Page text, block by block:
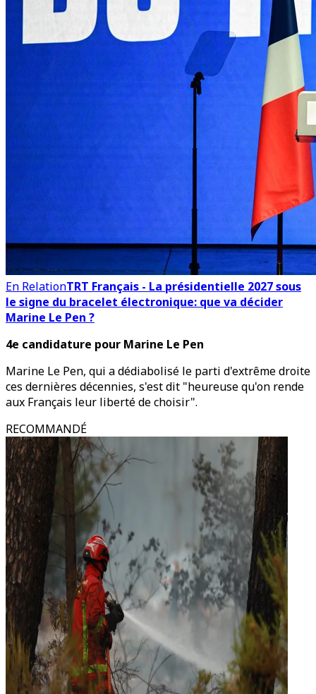
En RelationTRT Français - La présidentielle 2027 sous
le signe du bracelet électronique: que va décider
Marine Le Pen ?
4e candidature pour Marine Le Pen
Marine Le Pen, qui a dédiabolisé le parti d'extrême droite
ces dernières décennies, s'est dit "heureuse qu'on rende
aux Français leur liberté de choisir".
RECOMMANDÉ